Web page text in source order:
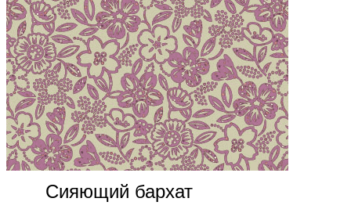
Сияющий бархат